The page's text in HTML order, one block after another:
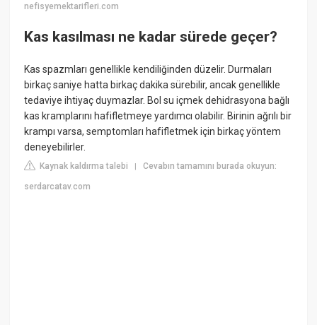
nefisyemektarifleri.com
Kas kasılması ne kadar sürede geçer?
Kas spazmları genellikle kendiliğinden düzelir. Durmaları
birkaç saniye hatta birkaç dakika sürebilir, ancak genellikle
tedaviye ihtiyaç duymazlar. Bol su içmek dehidrasyona bağlı
kas kramplarını hafifletmeye yardımcı olabilir. Birinin ağrılı bir
krampı varsa, semptomları hafifletmek için birkaç yöntem
deneyebilirler.
Kaynak kaldırma talebi |Cevabın tamamını burada okuyun:
serdarcatav.com